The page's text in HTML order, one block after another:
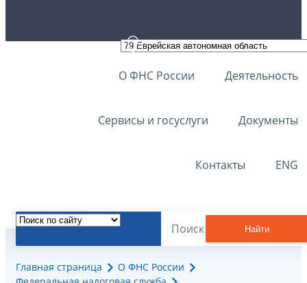
О ФНС России Деятельность
Сервисы и госуслуги Документы
Контакты ENG
Найти
Главная страница
О ФНС России